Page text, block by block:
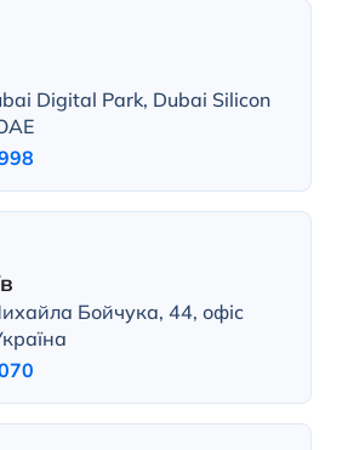
Digital Park, Dubai Silicon
Бойчука, 44, офіс